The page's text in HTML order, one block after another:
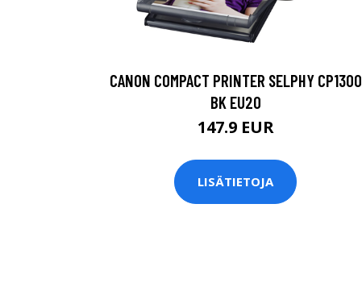
CANON COMPACT PRINTER SELPHY CP1300
BK EU20
147.9 EUR
LISÄTIETOJA